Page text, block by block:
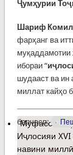
Ҷумҳурии
Шариф
фарҳанг ва
муқаддамотии
ибораи “
шудааст ва ин
миллат кайҳо
барчасп:
Иҷлосияи
навини миллӣ